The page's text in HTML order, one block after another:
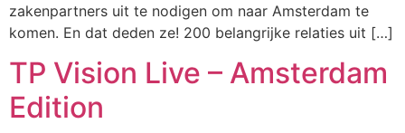
zakenpartners uit te nodigen om naar Amsterdam te
komen. En dat deden ze! 200 belangrijke relaties uit […]
TP Vision Live – Amsterdam
Edition